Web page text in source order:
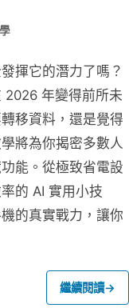
揮它的潛力了嗎？
2026 年變得前所未
移資料，還是覺得
將為你揭密多數人
能。從極致省電設
的 AI 實用小技
的真實戰力，讓你
繼續閱讀→